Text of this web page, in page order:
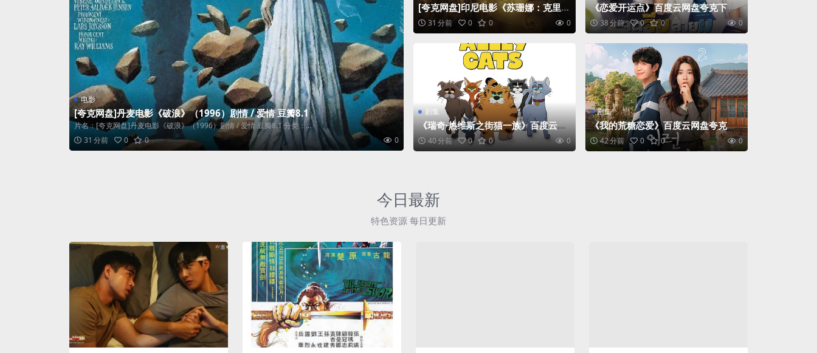
电影
[夸克网盘]丹麦电影《破浪》（1996）剧情 / 爱情 豆瓣8.1
片名：[夸克网盘]丹麦电影《破浪》（1996）剧情 / 爱情 豆瓣8.1 分类：...
31 分前
0 0 0
[夸克网盘]印尼电影《苏珊娜：克里旺
星期五之夜》（2023）
31 分前 0 0 0
《恋爱开运点》百度云网盘夸克下载.
阿里云盘.中字.(2026)
38 分前 0 0 0
剧集
《瑞奇·热维斯之街猫一族》百度云网
盘夸克下载.阿里云盘.中字.(2026)
40 分前 0 0 0
剧集
《我的荒糖恋爱》百度云网盘夸克下
载.阿里云盘.中字.(2026)
42 分前 0 0 0
今日最新
特色资源 每日更新